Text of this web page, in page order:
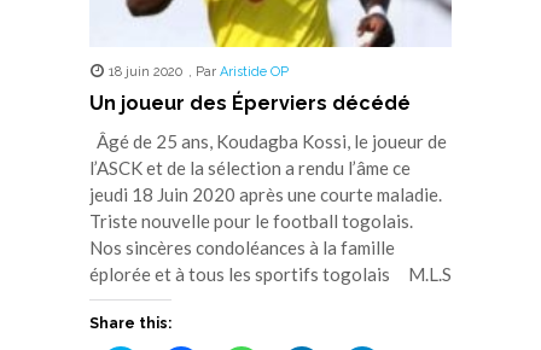
18 juin 2020 , Par Aristide OP
Un joueur des Éperviers décédé
Âgé de 25 ans, Koudagba Kossi, le joueur de
l’ASCK et de la sélection a rendu l’âme ce
jeudi 18 Juin 2020 après une courte maladie.
Triste nouvelle pour le football togolais.
Nos sincères condoléances à la famille
éplorée et à tous les sportifs togolais M.L.S
Share this: